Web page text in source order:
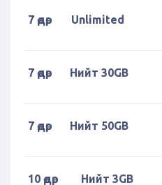
7 өдөр Unlimited
7 өдөр Нийт 30GB
7 өдөр Нийт 50GB
10 өдөр Нийт 3GB